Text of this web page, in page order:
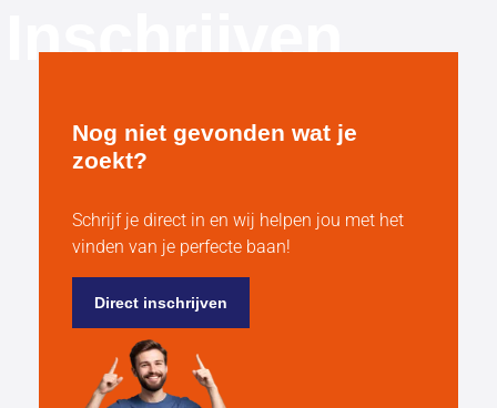
Inschrijven
Nog niet gevonden wat je
zoekt?
Schrijf je direct in en wij helpen jou met het
vinden van je perfecte baan!
Direct inschrijven